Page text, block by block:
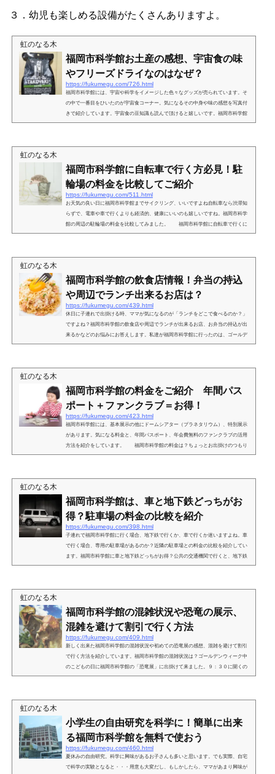
３．幼児も楽しめる設備がたくさんありますよ。
虹のなる木
福岡市科学館お土産の感想、宇宙食の味
やフリーズドライなのはなぜ？
https://fukumegu.com/726.html
福岡市科学館には、宇宙や科学をイメージした色々なグッズが売られています。そ
の中で一番目をひいたのが宇宙食コーナー。気になるその中身や味の感想を写真付
きで紹介しています。宇宙食の豆知識も読んで頂けると嬉しいです。福岡市科学館
のお土産の感想は？私が買ったお土産は、「宇宙のグミ」と宇宙食の「たこ焼き」
虹のなる木
福岡市科学館に自転車で行く方必見！駐
輪場の料金を比較してご紹介
https://fukumegu.com/511.html
お天気の良い日に福岡市科学館までサイクリング、いいですよね自転車なら渋滞知
らずで、電車や車で行くよりも経済的、健康にいいのも嬉しいですね。福岡市科学
館の周辺の駐輪場の料金を比較してみました。 福岡市科学館に自転車で行くに
は？ 福岡市科学館のあるのは、地下鉄の六本松駅の前です。 地下鉄六本松駅周
虹のなる木
福岡市科学館の飲食店情報！弁当の持込
や周辺でランチ出来るお店は？
https://fukumegu.com/439.html
休日に子連れで出掛ける時、ママが気になるのが「ランチをどこで食べるのか？」
ですよね？福岡市科学館の飲食店や周辺でランチが出来るお店、お弁当の持込が出
来るかなどのお悩みにお答えします。私達が福岡市科学館に行ったのは、ゴールデ
ンウィークの子供の日。どのくらい観覧するか分からないので、主人に「お昼にち
虹のなる木
福岡市科学館の料金をご紹介 年間パス
ポート＋ファンクラブ＝お得！
https://fukumegu.com/423.html
福岡市科学館には、基本展示の他にドームシアター（プラネタリウム）、特別展示
があります。気になる料金と、年間パスポート、年会費無料のファンクラブの活用
方法を紹介をしています。 福岡市科学館の料金は？ちょっとお出掛けのつもり
でも家族で、となるとかなりの出費になりますよね。福岡市科学館の料金は、うち
虹のなる木
福岡市科学館は、車と地下鉄どっちがお
得？駐車場の料金の比較を紹介
https://fukumegu.com/398.html
子連れで福岡市科学館に行く場合、地下鉄で行くか、車で行くか迷いますよね。車
で行く場合、専用の駐車場があるのか？近隣の駐車場との料金の比較を紹介してい
ます。福岡市科学館に車と地下鉄どっちがお得？公共の交通機関で行くと、地下鉄
六本松駅の目の前にありますが、博多方面から地下鉄で行く場合、天神で七隈線に
虹のなる木
福岡市科学館の混雑状況や恐竜の展示、
混雑を避けて割引で行く方法
https://fukumegu.com/409.html
新しく出来た福岡市科学館の混雑状況や初めての恐竜展の感想、混雑を避けて割引
で行く方法を紹介しています。福岡市科学館の混雑状況は？ゴールデンウィーク中
のこどもの日に福岡市科学館の「恐竜展」に出掛けて来ました。９：３０に開くの
で、午前中の早い時間を狙って行く計画。「早く、早く！」とせかせる子供の為
虹のなる木
小学生の自由研究を科学に！簡単に出来
る福岡市科学館を無料で使おう
https://fukumegu.com/460.html
夏休みの自由研究。科学に興味があるお子さんも多いと思います。でも実際、自宅
で科学の実験となると・・・用意も大変だし、もしかしたら、ママがあまり興味が